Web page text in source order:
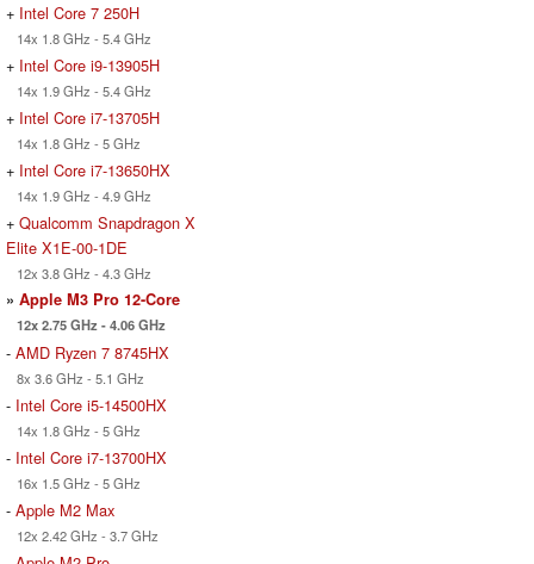
+ Intel Core 7 250H
14x 1.8 GHz - 5.4 GHz
+ Intel Core i9-13905H
14x 1.9 GHz - 5.4 GHz
+ Intel Core i7-13705H
14x 1.8 GHz - 5 GHz
+ Intel Core i7-13650HX
14x 1.9 GHz - 4.9 GHz
+ Qualcomm Snapdragon X
Elite X1E-00-1DE
12x 3.8 GHz - 4.3 GHz
» Apple M3 Pro 12-Core
12x 2.75 GHz - 4.06 GHz
- AMD Ryzen 7 8745HX
8x 3.6 GHz - 5.1 GHz
- Intel Core i5-14500HX
14x 1.8 GHz - 5 GHz
- Intel Core i7-13700HX
16x 1.5 GHz - 5 GHz
- Apple M2 Max
12x 2.42 GHz - 3.7 GHz